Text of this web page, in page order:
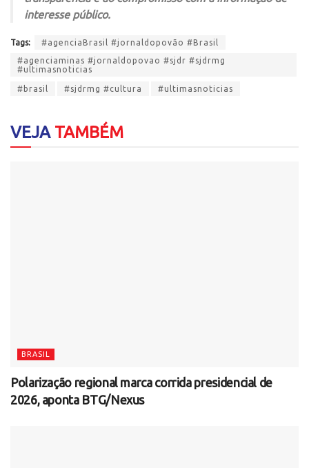
interesse público.
Tags:
#agenciaBrasil #jornaldopovão #Brasil
#agenciaminas #jornaldopovao #sjdr #sjdrmg
#ultimasnoticias
#brasil #sjdrmg #cultura #ultimasnoticias
VEJATAMBÉM
BRASIL
Polarização regional marca corrida presidencial de
2026, aponta BTG/Nexus